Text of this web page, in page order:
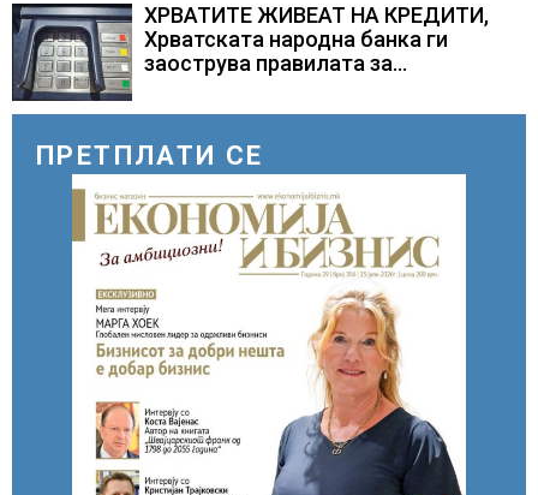
складирање на енергија од батерии
ХРВАТИТЕ ЖИВЕАТ НА КРЕДИТИ,
Хрватската народна банка ги
заострува правилата за
зголемени ризици во финансискиот
ПРЕТПЛАТИ СЕ